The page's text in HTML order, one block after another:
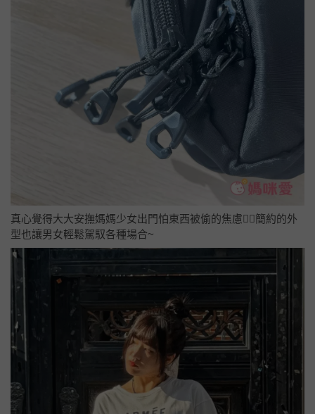
真心覺得大大安撫媽媽少女出門怕東西被偷的焦慮😮‍💨簡約的外
型也讓男女輕鬆駕馭各種場合~